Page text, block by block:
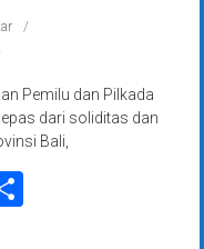
Pemilu dan Pilkada
dari soliditas dan
Bali,
Share